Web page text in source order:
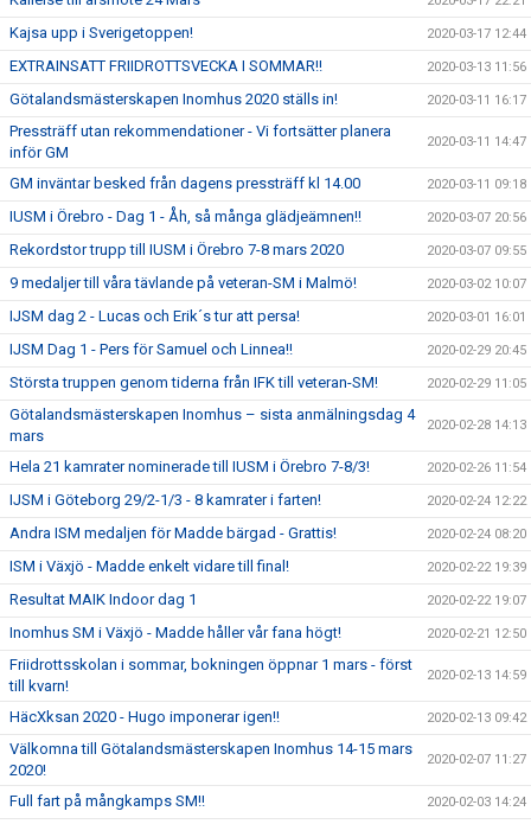
Kajsa upp i Sverigetoppen! 2020-03-17 12:44
EXTRAINSATT FRIIDROTTSVECKA I SOMMAR!! 2020-03-13 11:56
Götalandsmästerskapen Inomhus 2020 ställs in! 2020-03-11 16:17
Pressträff utan rekommendationer - Vi fortsätter planera
inför GM
2020-03-11 14:47
GM inväntar besked från dagens pressträff kl 14.00 2020-03-11 09:18
IUSM i Örebro - Dag 1 - Åh, så många glädjeämnen!! 2020-03-07 20:56
Rekordstor trupp till IUSM i Örebro 7-8 mars 2020 2020-03-07 09:55
9 medaljer till våra tävlande på veteran-SM i Malmö! 2020-03-02 10:07
IJSM dag 2 - Lucas och Erik´s tur att persa! 2020-03-01 16:01
IJSM Dag 1 - Pers för Samuel och Linnea!! 2020-02-29 20:45
Största truppen genom tiderna från IFK till veteran-SM! 2020-02-29 11:05
Götalandsmästerskapen Inomhus – sista anmälningsdag 4
mars
2020-02-28 14:13
Hela 21 kamrater nominerade till IUSM i Örebro 7-8/3! 2020-02-26 11:54
IJSM i Göteborg 29/2-1/3 - 8 kamrater i farten! 2020-02-24 12:22
Andra ISM medaljen för Madde bärgad - Grattis! 2020-02-24 08:20
ISM i Växjö - Madde enkelt vidare till final! 2020-02-22 19:39
Resultat MAIK Indoor dag 1 2020-02-22 19:07
Inomhus SM i Växjö - Madde håller vår fana högt! 2020-02-21 12:50
Friidrottsskolan i sommar, bokningen öppnar 1 mars - först
till kvarn!
2020-02-13 14:59
HäcXksan 2020 - Hugo imponerar igen!! 2020-02-13 09:42
Välkomna till Götalandsmästerskapen Inomhus 14-15 mars
2020!
2020-02-07 11:27
Full fart på mångkamps SM!! 2020-02-03 14:24